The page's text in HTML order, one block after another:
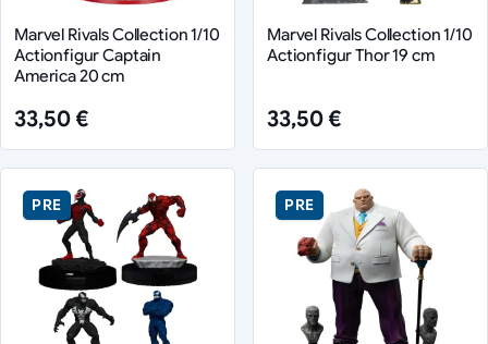
Marvel Rivals Collection 1/10
Actionfigur Captain
America 20 cm
33,50 €
Marvel Rivals Collection 1/10
Actionfigur Thor 19 cm
33,50 €
PRE PRE